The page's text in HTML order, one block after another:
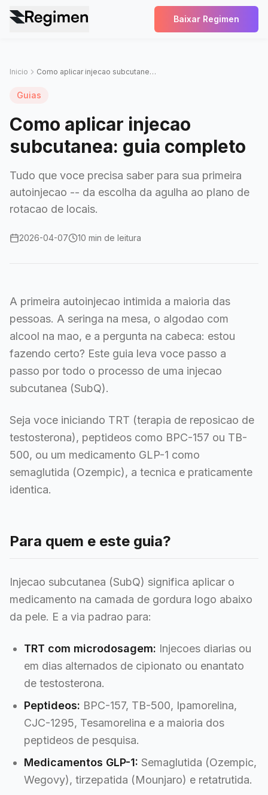
Baixar Regimen
Inicio Como aplicar injecao subcutanea: guia completo
Guias
Como aplicar injecao
subcutanea: guia completo
Tudo que voce precisa saber para sua primeira
autoinjecao -- da escolha da agulha ao plano de
rotacao de locais.
2026-04-07 10 min de leitura
A primeira autoinjecao intimida a maioria das
pessoas. A seringa na mesa, o algodao com
alcool na mao, e a pergunta na cabeca: estou
fazendo certo? Este guia leva voce passo a
passo por todo o processo de uma injecao
subcutanea (SubQ).
Seja voce iniciando TRT (terapia de reposicao de
testosterona), peptideos como BPC-157 ou TB-
500, ou um medicamento GLP-1 como
semaglutida (Ozempic), a tecnica e praticamente
identica.
Para quem e este guia?
Injecao subcutanea (SubQ) significa aplicar o
medicamento na camada de gordura logo abaixo
da pele. E a via padrao para:
TRT com microdosagem: Injecoes diarias ou
em dias alternados de cipionato ou enantato
de testosterona.
Peptideos: BPC-157, TB-500, Ipamorelina,
CJC-1295, Tesamorelina e a maioria dos
peptideos de pesquisa.
Medicamentos GLP-1: Semaglutida (Ozempic,
Wegovy), tirzepatida (Mounjaro) e retatrutida.